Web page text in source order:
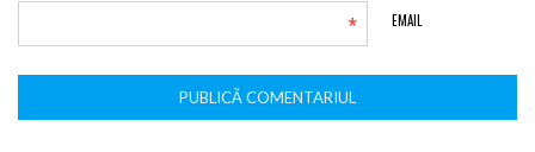
EMAIL
*